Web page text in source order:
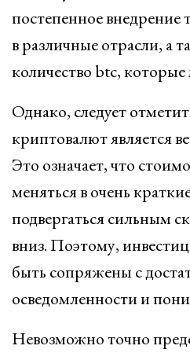
постепенное внедрение
в различные отрасли, а
количество btc,
Однако, следует
криптовалют является
Это означает, что
меняться в очень
подвергаться сильным
вниз. Поэтому,
быть сопряжены с
осведомленности и
Невозможно точно